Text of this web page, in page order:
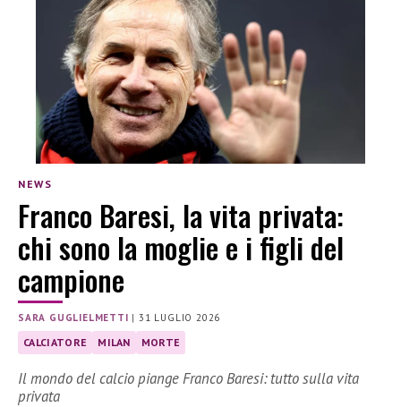
NEWS
Franco Baresi, la vita privata:
chi sono la moglie e i figli del
campione
SARA GUGLIELMETTI |31 LUGLIO 2026
CALCIATORE MILAN MORTE
Il mondo del calcio piange Franco Baresi: tutto sulla vita
privata